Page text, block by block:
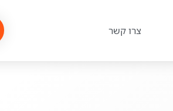
צרו קשר